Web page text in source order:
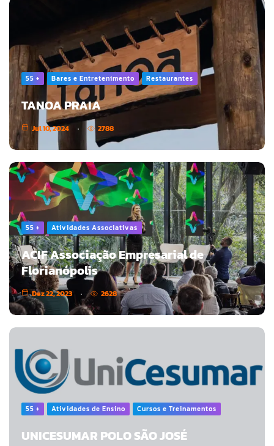
55 + Bares e Entretenimento Restaurantes
TANOA PRAIA
Jul 10, 2024 2788
55 + Atividades Associativas
ACIF Associação Empresarial de
Florianópolis
Dez 22, 2023 2628
55 + Atividades de Ensino Cursos e Treinamentos
UNICESUMAR POLO SÃO JOSÉ